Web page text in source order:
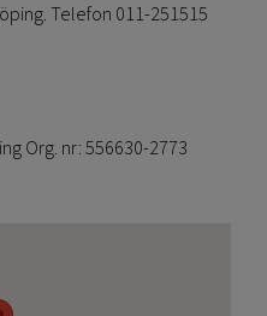
Telefon 011-251515
Org. nr: 556630-2773